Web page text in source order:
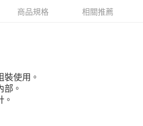
遠東國際商業銀行
含以上)免運費
含以上)免運費
商品規格 相關推薦
裝使用 。
部 。
。